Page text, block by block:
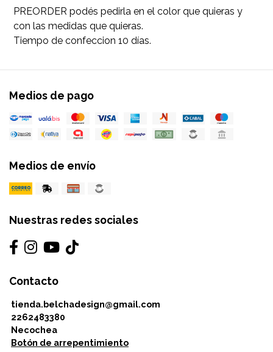
PREORDER podés pedirla en el color que quieras y
con las medidas que quieras.
Tiempo de confeccion 10 días.
Medios de pago
Medios de envío
Nuestras redes sociales
Contacto
tienda.belchadesign@gmail.com
2262483380
Necochea
Botón de arrepentimiento